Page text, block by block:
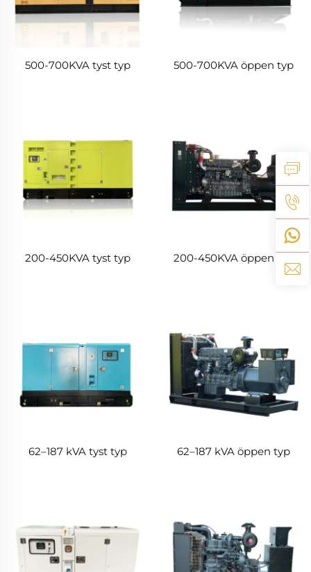
500-700KVA tyst typ 500-700KVA öppen typ
200-450KVA tyst typ 200-450KVA öppen typ
62–187 kVA tyst typ 62–187 kVA öppen typ